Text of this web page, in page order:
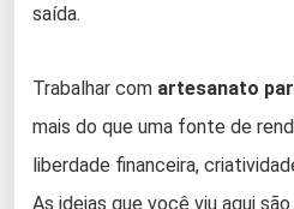
saída.
Trabalhar com artesanato
mais do que uma fonte de
liberdade financeira,
As ideias que você viu aqui